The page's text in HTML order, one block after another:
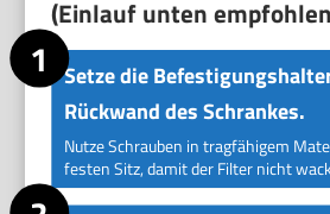
(Einlauf unten
Setze die
Rückwand des Schrankes.
Nutze Schrauben in tragfähigem
festen Sitz, damit der Filter nicht